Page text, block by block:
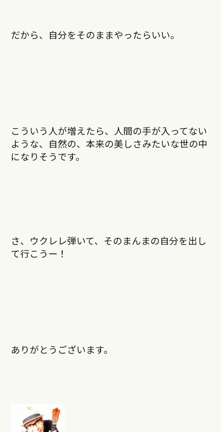
だから、自分をそのままやったらいい。
こういう人が増えたら、人間の手が入ってない
ような、自然の、本来の美しさみたいな世の中
になりそうです。
さ、ウクレレ弾いて、そのまんまの自分を出し
て行こうー！
ありがとうございます。